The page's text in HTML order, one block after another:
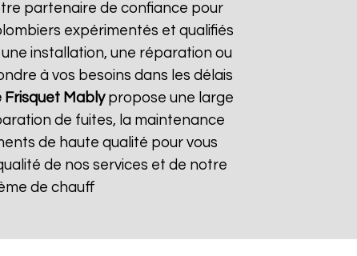
partenaire de confiance pour
expérimentés et qualifiés
installation, une réparation ou
à vos besoins dans les délais
Frisquet Mablypropose une large
de fuites, la maintenance
de haute qualité pour vous
de nos services et de notre
de chauff